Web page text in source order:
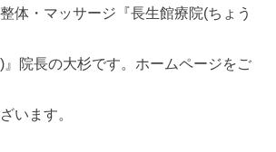
体・マッサージ『長生館療院(ちょう
院長の大杉です。ホームページをご
います。